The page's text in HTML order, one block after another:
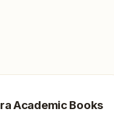
Academic Books